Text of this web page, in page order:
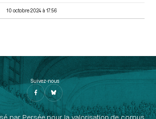
10 octobre 2024 à 17:56
Suivez-nous